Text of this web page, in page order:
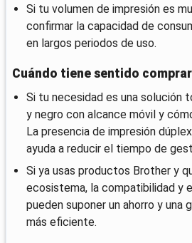
Si tu volumen de impresión es
confirmar la capacidad de
en largos periodos de uso.
Cuándo tiene sentido
Si tu necesidad es una solución
y negro con alcance móvil y
La presencia de impresión
ayuda a reducir el tiempo de
Si ya usas productos Brother y
ecosistema, la compatibilidad y
pueden suponer un ahorro y una
más eficiente.